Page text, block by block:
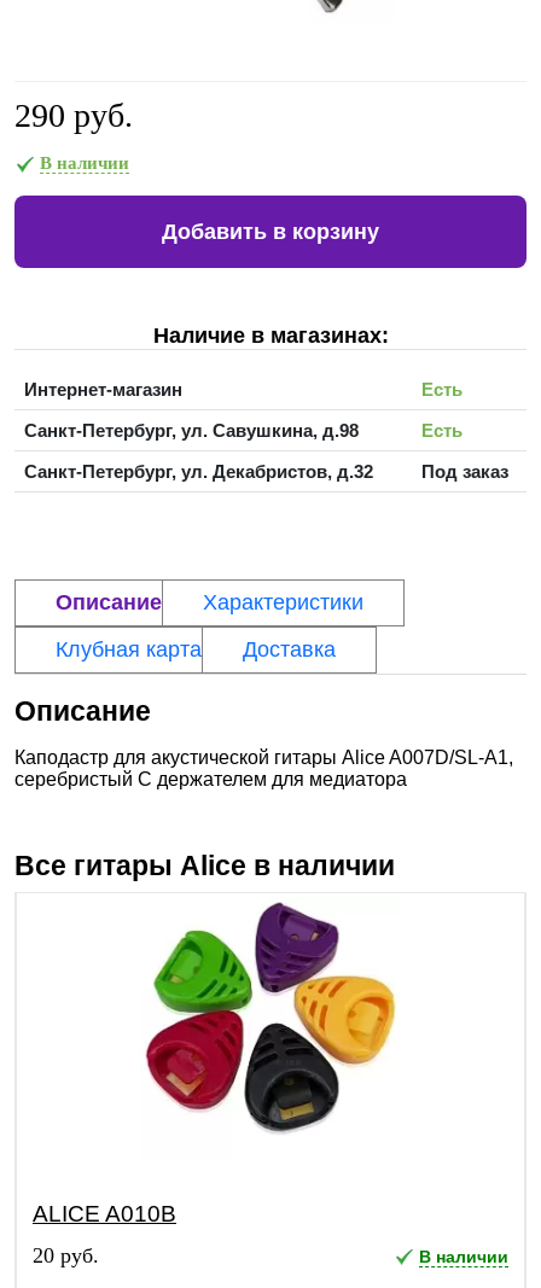
290 руб.
В наличии
Добавить в корзину
Наличие в магазинах:
Интернет-магазин
Есть
Санкт-Петербург, ул. Савушкина, д.98
Есть
Санкт-Петербург, ул. Декабристов, д.32
Под заказ
Описание
Характеристики
Клубная карта
Доставка
Описание
Каподастр для акустической гитары Alice A007D/SL-A1,
серебристый С держателем для медиатора
Все гитары Alice в наличии
ALICE A010B
20 руб. В наличии